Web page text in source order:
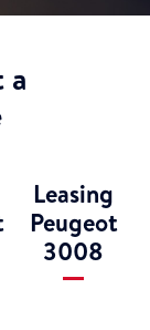
a
Leasing
Peugeot
3008